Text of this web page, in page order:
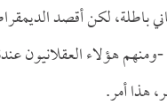
باطلة، لكن أقصد
ومنهم هؤلاء العقلانيون
هذا أمر.